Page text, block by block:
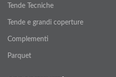
Tende Tecniche
Tende e grandi coperture
Complementi
Parquet